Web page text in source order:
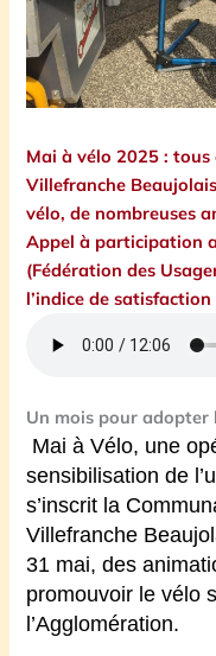
Mai à vélo 2025 : tous
Villefranche
vélo, de nombreuses
Appel à participation
(Fédération des
l’indice de
Un mois pour adopter
Mai à Vélo, une
sensibilisation de
s’inscrit la
Villefranche
31 mai, des
promouvoir le vélo
l’Agglomération.